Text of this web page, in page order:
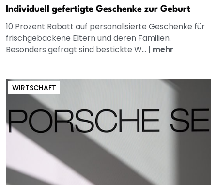
Individuell gefertigte Geschenke zur Geburt
10 Prozent Rabatt auf personalisierte Geschenke für
frischgebackene Eltern und deren Familien.
Besonders gefragt sind bestickte W... | mehr
WIRTSCHAFT